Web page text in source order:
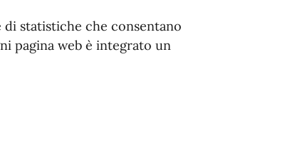
di statistiche che consentano
pagina web è integrato un